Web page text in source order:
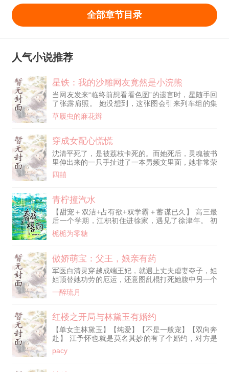
全部章节目录
人气小说推荐
星铁：我的沙雕网友竟然是小浣熊
当网友发来“临终前想看看色图”的遗言时，星随手回
了张露肩照。 她没想到，这张图会引来列车组的集
体围观。 而星穹列车上，开拓者不得不在众人那“你
网恋对象又来求救了吗”的目光中，一边维护自己的
伦实验室？……你先把对着西琳偷拍的摄像头放
下！” “太卜大人的弑师宿命？别急，你先将她追到手
再说。”青雀如是说道。 “什么？圣城奥赫玛！？你看
到你身后那只智械了吗？
草履虫的麻花辫
穿成女配心慌慌
沈清平死了，是被荔枝卡死的。而她死后，灵魂被书
里伸出来的一只手扯进了一本男频文里面，她非常荣
幸的成为了书里的女配之一，还是跟主角后宫唱反
调，注定要被弄死的恶毒女配。看着铜镜里风情妩媚
平变了，从以折磨人为乐的蛇蝎美人，变成了良家小
怂包，还是伸手一戳就能掉泪的小哭包。
四囍
青柠撞汽水
【甜宠＋双洁+占有欲+双学霸＋蓄谋已久】 高三最
后一个学期，江枳初住进徐家，遇见了徐津年。 初
次见面，少年眉眼间尽是疏离，冷声和她划界线，定
下两点要求。 所有人都以为，这两人私下绝对毫无
不同方向而来，在某个节点短暂相遇，日后只会渐行
渐远，再无交集。 然而，后来—— “我要你。”徐津
年步步紧逼，“江枳初，拿你自己赔我。” “既然答应
了，可不能反悔。别人恋爱期间做的事，我们也要
有。” … 聚会上，有人当众向江枳初告白。 江枳初
… 徐津年：“宝宝，喜欢我好不好。我的人，我的
钱，我的一切都是你的。” 这段关系开始，他就没想
过要结束。 【是徐津年让江枳初知道，有的爱是“润
物细无声”，爱在灵魂生根。】 【早在多年以前，原
来我们曾见过】 【这是一个“念念不忘，终有回响”的
栀栀为零糖
傲娇萌宝：父王，娘亲有药
军医白清灵穿越成端王妃，就遇上丈夫虐妻夺子，姐
姐顶替她功劳的厄运，还意图乱棍打死她腹中另一个
胎儿，要她成鬼！她誓言——我若回归便是你们的死
期！五年后，她以鬼医身份携女宝回归，却不料，荣
后从鬼门关拉回；贵妃难产，她刨腹取子；从此一战
成名，将渣渣们踩在脚下。然而，在她从宫门出来
时，五岁男宝抱着她大腿：“娘亲。”白清灵惊愕：“我
不是你娘亲。”男宝：“父王说你
一醉琉月
红楼之开局与林黛玉有婚约
【单女主林黛玉】【纯爱】【不是一般宠】【双向奔
赴】 江予怀也就是莫名其妙的有了个婚约，对方是
去。 小姑娘长大了，成了大姑娘。 你若要离开，我
pacy